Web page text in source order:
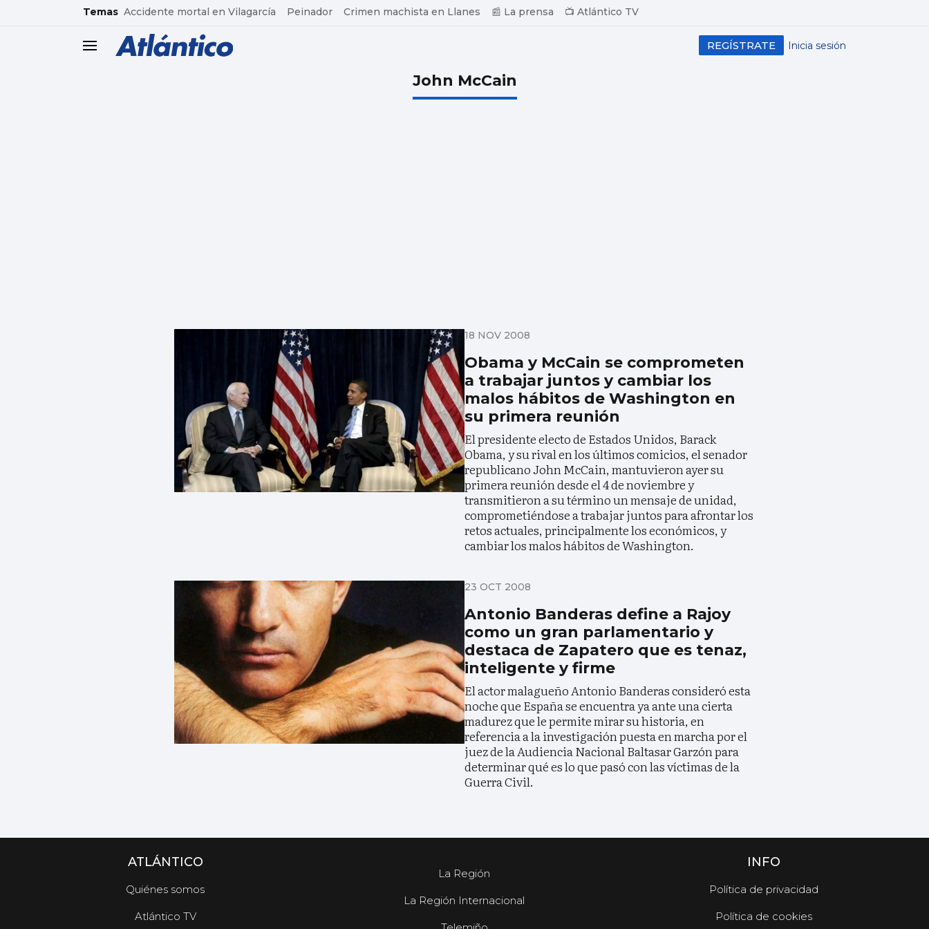
common.go-to-content
Temas Accidente mortal en Vilagarcía Peinador Crimen machista en Llanes 📰 La prensa 📺 Atlántico TV
header.menu.open Inicia sesión
REGÍSTRATE
John McCain
18 NOV 2008
Obama y McCain se comprometen
a trabajar juntos y cambiar los
malos hábitos de Washington en
su primera reunión
El presidente electo de Estados Unidos, Barack
Obama, y su rival en los últimos comicios, el senador
republicano John McCain, mantuvieron ayer su
primera reunión desde el 4 de noviembre y
transmitieron a su término un mensaje de unidad,
comprometiéndose a trabajar juntos para afrontar los
retos actuales, principalmente los económicos, y
cambiar los malos hábitos de Washington.
23 OCT 2008
Antonio Banderas define a Rajoy
como un gran parlamentario y
destaca de Zapatero que es tenaz,
inteligente y firme
El actor malagueño Antonio Banderas consideró esta
noche que España se encuentra ya ante una cierta
madurez que le permite mirar su historia, en
referencia a la investigación puesta en marcha por el
juez de la Audiencia Nacional Baltasar Garzón para
determinar qué es lo que pasó con las víctimas de la
Guerra Civil.
ATLÁNTICO
Quiénes somos
Atlántico TV
La Región
La Región Internacional
INFO
Política de privacidad
Política de cookies